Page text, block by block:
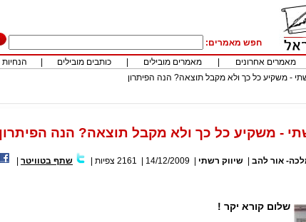
חפש מאמרים:
מאמרים אחרונים מאמרים מובילים כותבים מובילים
- משקיע כל כך ולא מקבל תוצאה? הנה הפיתרון
- משקיע כל כך ולא מקבל תוצאה? הנה הפיתרון
אור להב שיווק רשתי 14/12/2009
2161 צפיות שתף בטוויטר
שלום קורא יקר !